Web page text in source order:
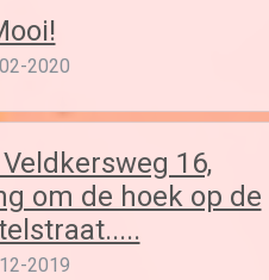
2020
16,
om de hoek op de
2019